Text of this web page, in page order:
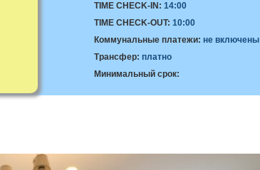
TIME CHECK-IN: 14:00
TIME CHECK-OUT: 10:00
Коммунальные платежи: не включены
Трансфер: платно
Минимальный срок: